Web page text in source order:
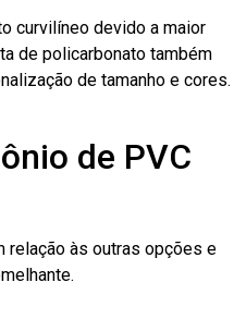
curvilíneo devido a maior
de policarbonato também
de tamanho e cores.
de PVC
relação às outras opções e